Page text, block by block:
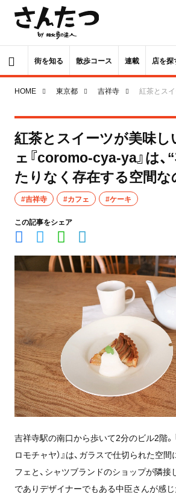
街を知る 散歩コース 連載 店を探
HOME 東京都 吉祥寺
紅茶とス
紅茶とスイーツが美味し
ェ『coromo-cya-ya』は
たりなく存在する空間な
#吉祥寺 #カフェ #ケーキ
この記事をシェア
吉祥寺駅の南口から歩いて2分のビル2階。
ロモチャヤ）』は、ガラスで仕切られた空
フェと、シャツブランドのショップが隣接
でありデザイナーでもある中臣さんが感